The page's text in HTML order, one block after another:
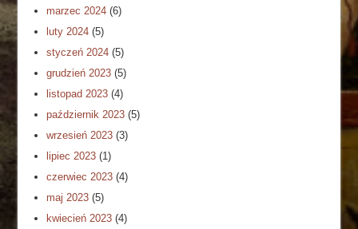
marzec 2024 (6)
luty 2024 (5)
styczeń 2024 (5)
grudzień 2023 (5)
listopad 2023 (4)
październik 2023 (5)
wrzesień 2023 (3)
lipiec 2023 (1)
czerwiec 2023 (4)
maj 2023 (5)
kwiecień 2023 (4)